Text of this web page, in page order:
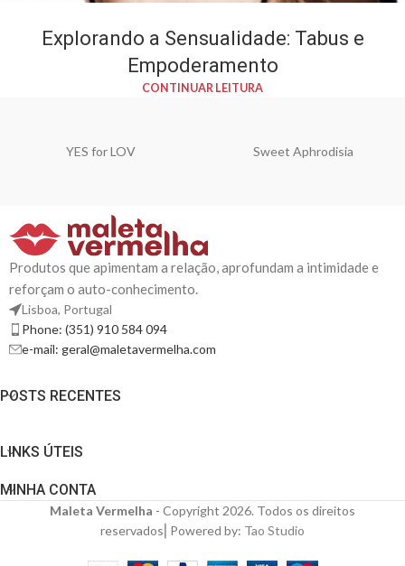
Explorando a Sensualidade: Tabus e
Empoderamento
CONTINUAR LEITURA
YES for LOV Sweet Aphrodisia
Produtos que apimentam a relação, aprofundam a intimidade e
reforçam o auto-conhecimento.
Lisboa, Portugal
Phone: (351) 910 584 094
e-mail: geral@maletavermelha.com
POSTS RECENTES
LINKS ÚTEIS
MINHA CONTA
Maleta Vermelha - Copyright 2026. Todos os direitos
reservados⎜Powered by: Tao Studio